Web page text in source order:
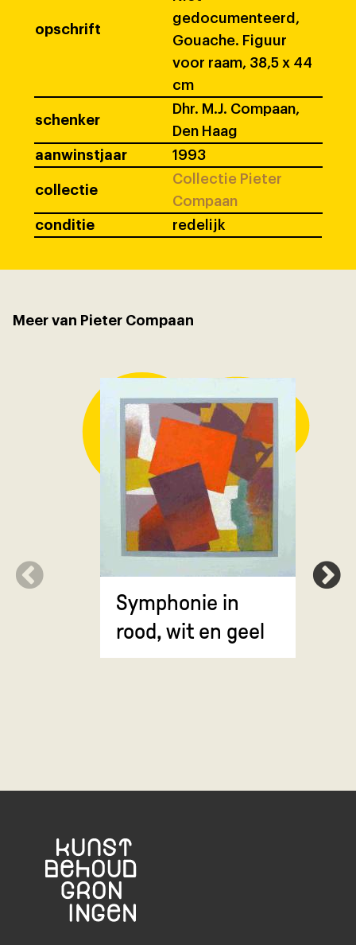
opschrift
gedocumenteerd,
Gouache. Figuur
voor raam, 38,5 x 44
cm
schenker
Dhr. M.J. Compaan,
Den Haag
aanwinstjaar
1993
collectie
Collectie Pieter
Compaan
conditie
redelijk
Meer van Pieter Compaan
Symphonie in
rood, wit en geel